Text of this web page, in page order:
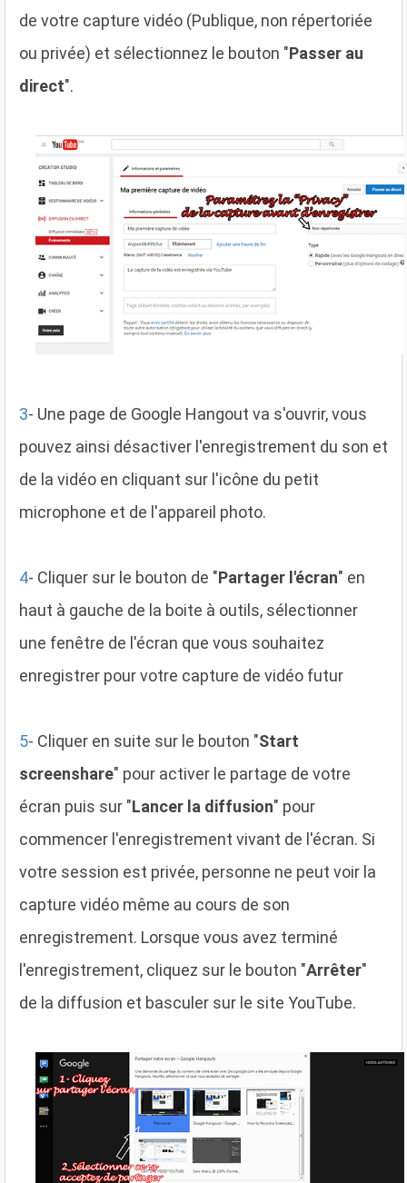
de votre capture vidéo (Publique, non répertoriée
ou privée) et sélectionnez le bouton "Passer au
direct".
3- Une page de Google Hangout va s'ouvrir, vous
pouvez ainsi désactiver l'enregistrement du son et
de la vidéo en cliquant sur l'icône du petit
microphone et de l'appareil photo.
4- Cliquer sur le bouton de "Partager l'écran" en
haut à gauche de la boite à outils, sélectionner
une fenêtre de l'écran que vous souhaitez
enregistrer pour votre capture de vidéo futur
5- Cliquer en suite sur le bouton "Start
screenshare" pour activer le partage de votre
écran puis sur "Lancer la diffusion" pour
commencer l'enregistrement vivant de l'écran. Si
votre session est privée, personne ne peut voir la
capture vidéo même au cours de son
enregistrement. Lorsque vous avez terminé
l'enregistrement, cliquez sur le bouton "Arrêter"
de la diffusion et basculer sur le site YouTube.